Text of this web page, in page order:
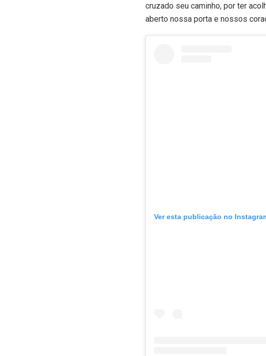
cruzado seu caminho, por ter
aberto nossa porta e nossos
Ver esta publicação no